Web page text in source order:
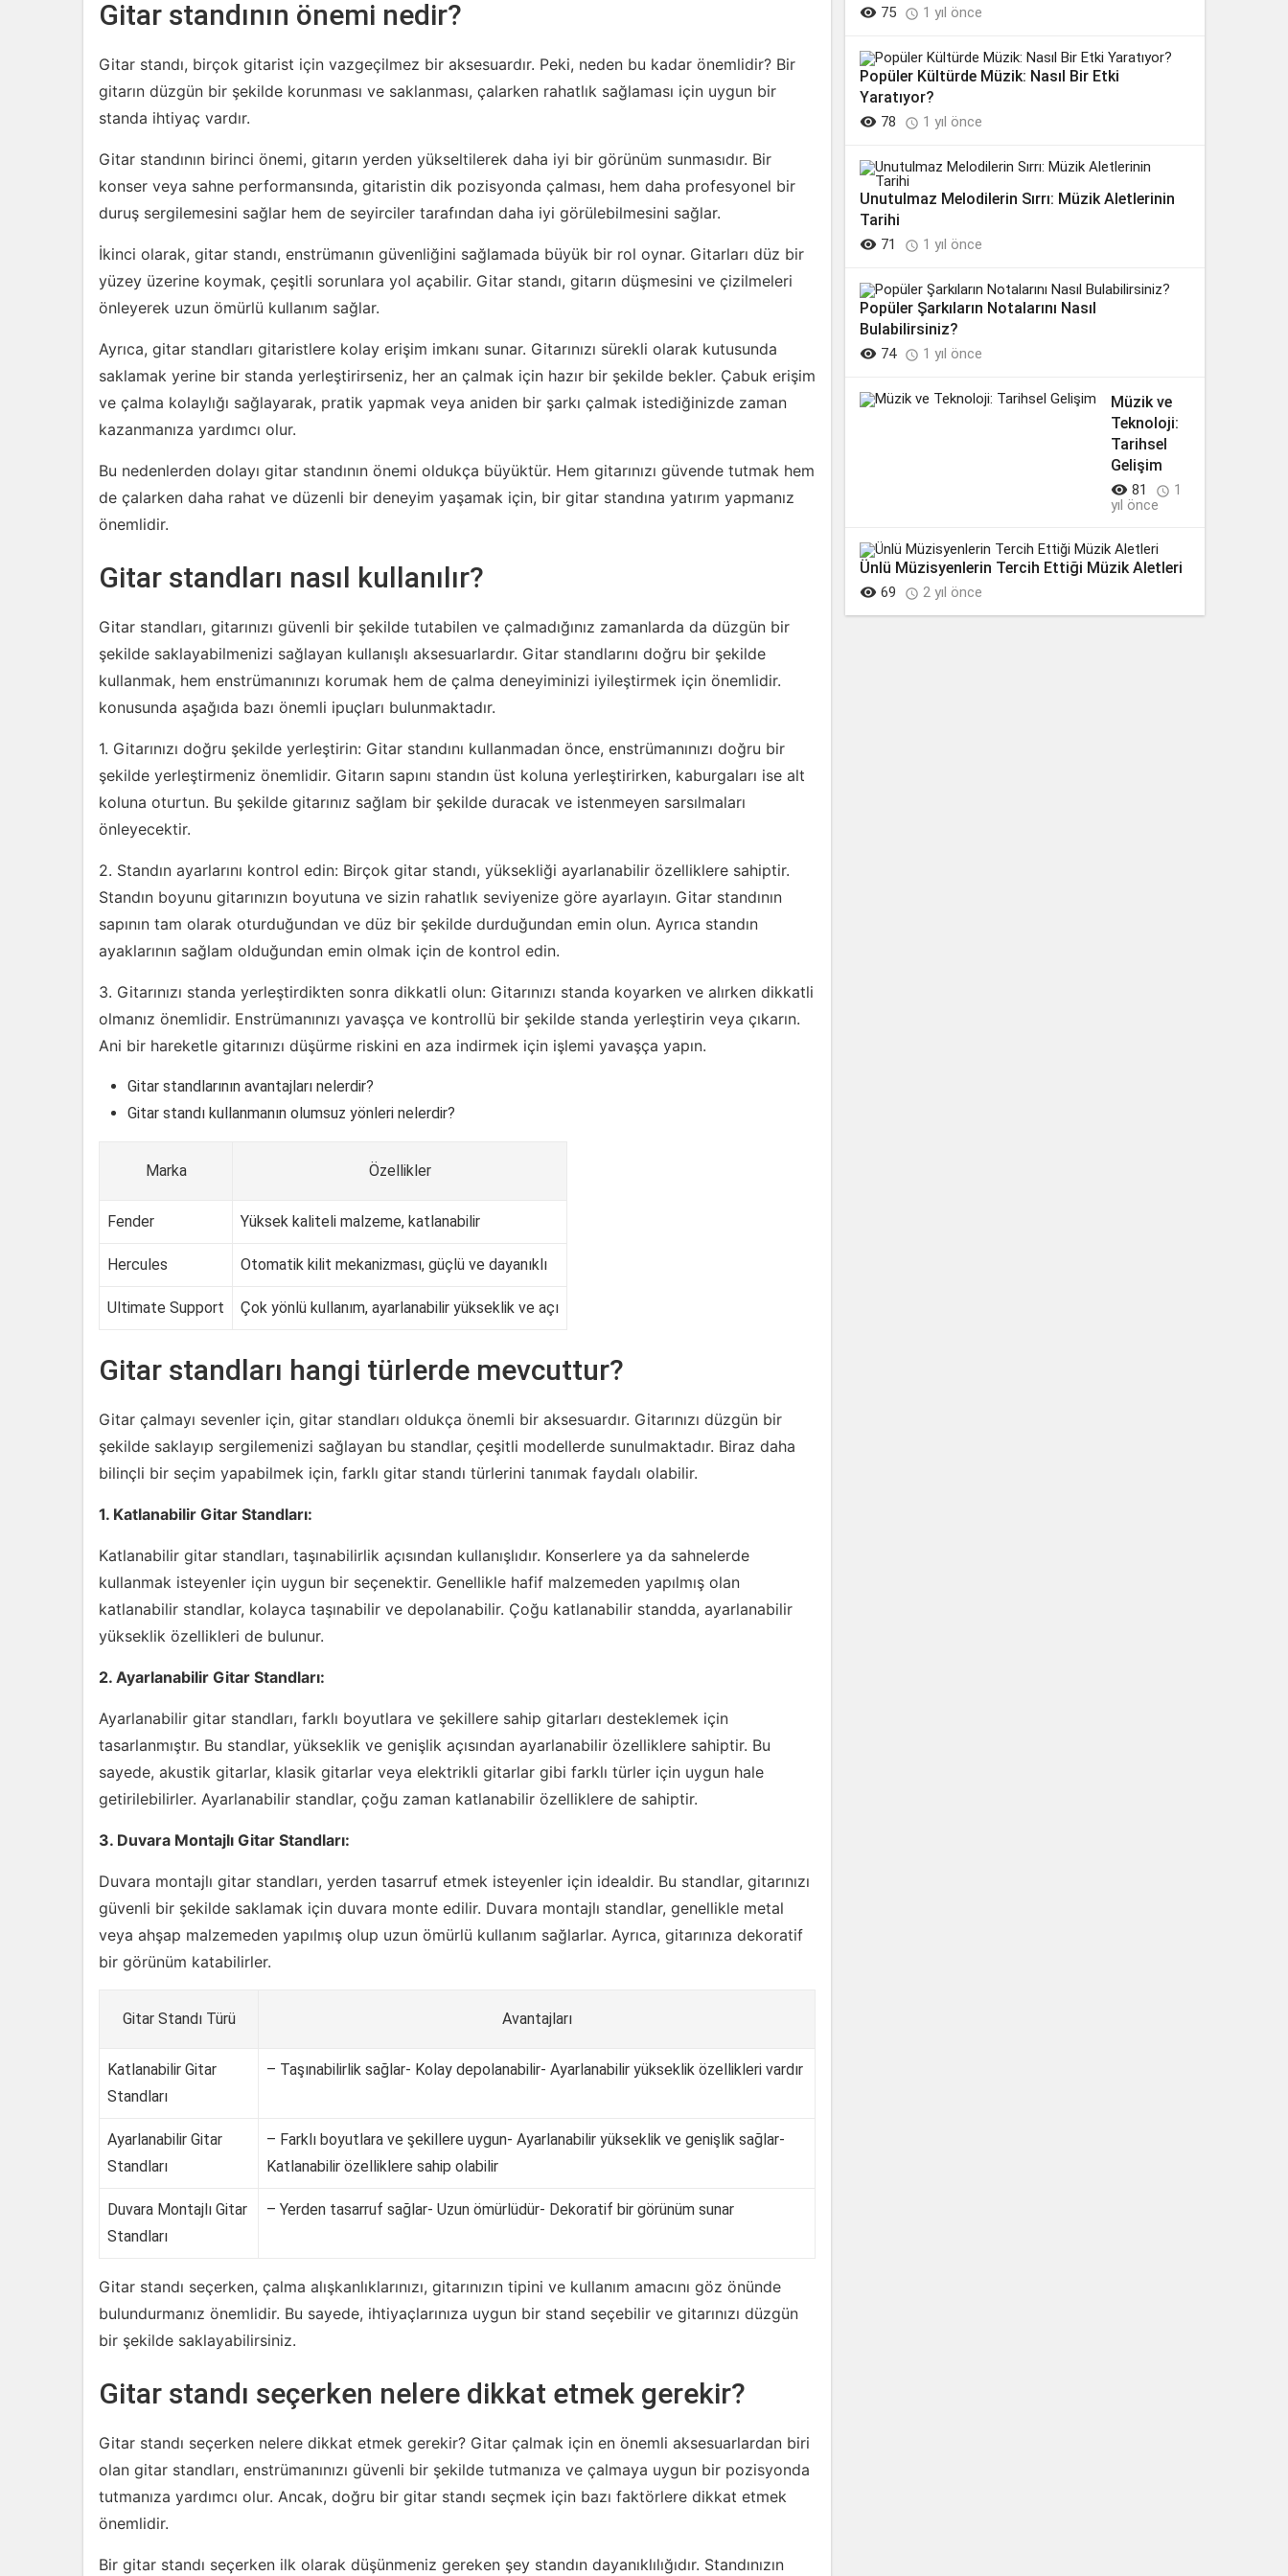
Gitar standının önemi nedir?
Gitar standı, birçok gitarist için vazgeçilmez bir aksesuardır. Peki, neden bu kadar önemlidir? Bir
gitarın düzgün bir şekilde korunması ve saklanması, çalarken rahatlık sağlaması için uygun bir
standa ihtiyaç vardır.
Gitar standının birinci önemi, gitarın yerden yükseltilerek daha iyi bir görünüm sunmasıdır. Bir
konser veya sahne performansında, gitaristin dik pozisyonda çalması, hem daha profesyonel bir
duruş sergilemesini sağlar hem de seyirciler tarafından daha iyi görülebilmesini sağlar.
İkinci olarak, gitar standı, enstrümanın güvenliğini sağlamada büyük bir rol oynar. Gitarları düz bir
yüzey üzerine koymak, çeşitli sorunlara yol açabilir. Gitar standı, gitarın düşmesini ve çizilmeleri
önleyerek uzun ömürlü kullanım sağlar.
Ayrıca, gitar standları gitaristlere kolay erişim imkanı sunar. Gitarınızı sürekli olarak kutusunda
saklamak yerine bir standa yerleştirirseniz, her an çalmak için hazır bir şekilde bekler. Çabuk erişim
ve çalma kolaylığı sağlayarak, pratik yapmak veya aniden bir şarkı çalmak istediğinizde zaman
kazanmanıza yardımcı olur.
Bu nedenlerden dolayı gitar standının önemi oldukça büyüktür. Hem gitarınızı güvende tutmak hem
de çalarken daha rahat ve düzenli bir deneyim yaşamak için, bir gitar standına yatırım yapmanız
önemlidir.
Gitar standları nasıl kullanılır?
Gitar standları, gitarınızı güvenli bir şekilde tutabilen ve çalmadığınız zamanlarda da düzgün bir
şekilde saklayabilmenizi sağlayan kullanışlı aksesuarlardır. Gitar standlarını doğru bir şekilde
kullanmak, hem enstrümanınızı korumak hem de çalma deneyiminizi iyileştirmek için önemlidir.
konusunda aşağıda bazı önemli ipuçları bulunmaktadır.
1. Gitarınızı doğru şekilde yerleştirin: Gitar standını kullanmadan önce, enstrümanınızı doğru bir
şekilde yerleştirmeniz önemlidir. Gitarın sapını standın üst koluna yerleştirirken, kaburgaları ise alt
koluna oturtun. Bu şekilde gitarınız sağlam bir şekilde duracak ve istenmeyen sarsılmaları
önleyecektir.
2. Standın ayarlarını kontrol edin: Birçok gitar standı, yüksekliği ayarlanabilir özelliklere sahiptir.
Standın boyunu gitarınızın boyutuna ve sizin rahatlık seviyenize göre ayarlayın. Gitar standının
sapının tam olarak oturduğundan ve düz bir şekilde durduğundan emin olun. Ayrıca standın
ayaklarının sağlam olduğundan emin olmak için de kontrol edin.
3. Gitarınızı standa yerleştirdikten sonra dikkatli olun: Gitarınızı standa koyarken ve alırken dikkatli
olmanız önemlidir. Enstrümanınızı yavaşça ve kontrollü bir şekilde standa yerleştirin veya çıkarın.
Ani bir hareketle gitarınızı düşürme riskini en aza indirmek için işlemi yavaşça yapın.
Gitar standlarının avantajları nelerdir?
Gitar standı kullanmanın olumsuz yönleri nelerdir?
Marka Özellikler
Fender Yüksek kaliteli malzeme, katlanabilir
Hercules Otomatik kilit mekanizması, güçlü ve dayanıklı
Ultimate Support Çok yönlü kullanım, ayarlanabilir yükseklik ve açı
Gitar standları hangi türlerde mevcuttur?
Gitar çalmayı sevenler için, gitar standları oldukça önemli bir aksesuardır. Gitarınızı düzgün bir
şekilde saklayıp sergilemenizi sağlayan bu standlar, çeşitli modellerde sunulmaktadır. Biraz daha
bilinçli bir seçim yapabilmek için, farklı gitar standı türlerini tanımak faydalı olabilir.
1. Katlanabilir Gitar Standları:
Katlanabilir gitar standları, taşınabilirlik açısından kullanışlıdır. Konserlere ya da sahnelerde
kullanmak isteyenler için uygun bir seçenektir. Genellikle hafif malzemeden yapılmış olan
katlanabilir standlar, kolayca taşınabilir ve depolanabilir. Çoğu katlanabilir standda, ayarlanabilir
yükseklik özellikleri de bulunur.
2. Ayarlanabilir Gitar Standları:
Ayarlanabilir gitar standları, farklı boyutlara ve şekillere sahip gitarları desteklemek için
tasarlanmıştır. Bu standlar, yükseklik ve genişlik açısından ayarlanabilir özelliklere sahiptir. Bu
sayede, akustik gitarlar, klasik gitarlar veya elektrikli gitarlar gibi farklı türler için uygun hale
getirilebilirler. Ayarlanabilir standlar, çoğu zaman katlanabilir özelliklere de sahiptir.
3. Duvara Montajlı Gitar Standları:
Duvara montajlı gitar standları, yerden tasarruf etmek isteyenler için idealdir. Bu standlar, gitarınızı
güvenli bir şekilde saklamak için duvara monte edilir. Duvara montajlı standlar, genellikle metal
veya ahşap malzemeden yapılmış olup uzun ömürlü kullanım sağlarlar. Ayrıca, gitarınıza dekoratif
bir görünüm katabilirler.
Gitar Standı Türü Avantajları
Katlanabilir Gitar
Standları
– Taşınabilirlik sağlar- Kolay depolanabilir- Ayarlanabilir yükseklik özellikleri vardır
Ayarlanabilir Gitar
Standları
– Farklı boyutlara ve şekillere uygun- Ayarlanabilir yükseklik ve genişlik sağlar-
Katlanabilir özelliklere sahip olabilir
Duvara Montajlı Gitar
Standları
– Yerden tasarruf sağlar- Uzun ömürlüdür- Dekoratif bir görünüm sunar
Gitar standı seçerken, çalma alışkanlıklarınızı, gitarınızın tipini ve kullanım amacını göz önünde
bulundurmanız önemlidir. Bu sayede, ihtiyaçlarınıza uygun bir stand seçebilir ve gitarınızı düzgün
bir şekilde saklayabilirsiniz.
Gitar standı seçerken nelere dikkat etmek gerekir?
Gitar standı seçerken nelere dikkat etmek gerekir? Gitar çalmak için en önemli aksesuarlardan biri
olan gitar standları, enstrümanınızı güvenli bir şekilde tutmanıza ve çalmaya uygun bir pozisyonda
tutmanıza yardımcı olur. Ancak, doğru bir gitar standı seçmek için bazı faktörlere dikkat etmek
önemlidir.
Bir gitar standı seçerken ilk olarak düşünmeniz gereken şey standın dayanıklılığıdır. Standınızın
 75  1 yıl önce
Popüler Kültürde Müzik: Nasıl Bir Etki
Yaratıyor?
 78  1 yıl önce
Unutulmaz Melodilerin Sırrı: Müzik Aletlerinin
Tarihi
 71  1 yıl önce
Popüler Şarkıların Notalarını Nasıl
Bulabilirsiniz?
 74  1 yıl önce
Müzik ve
Teknoloji:
Tarihsel
Gelişim
 81  1
yıl önce
Ünlü Müzisyenlerin Tercih Ettiği Müzik Aletleri
 69  2 yıl önce